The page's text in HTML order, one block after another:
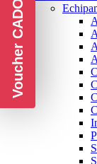
Voucher CADOU